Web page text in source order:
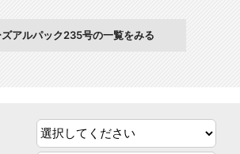
ズアルパック235号の一覧をみる